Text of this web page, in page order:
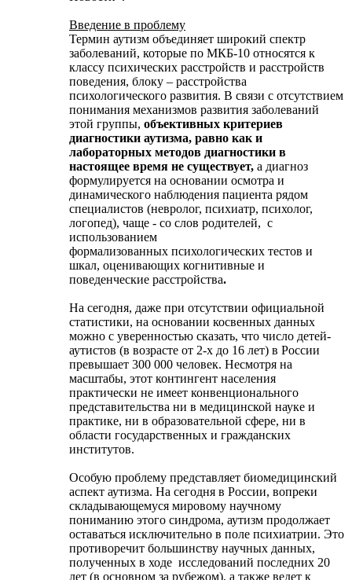
Введение в проблему
Термин аутизм объединяет широкий спектр
заболеваний, которые по МКБ-10 относятся к
классу психических расстройств и расстройств
поведения, блоку – расстройства
психологического развития. В связи с отсутствием
понимания механизмов развития заболеваний
этой группы, объективных критериев
диагностики аутизма, равно как и
лабораторных методов диагностики в
настоящее время не существует, а диагноз
формулируется на основании осмотра и
динамического наблюдения пациента рядом
специалистов (невролог, психиатр, психолог,
логопед), чаще - со слов родителей, с
использованием
формализованных психологических тестов и
шкал, оценивающих когнитивные и
поведенческие расстройства.
На сегодня, даже при отсутствии официальной
статистики, на основании косвенных данных
можно с уверенностью сказать, что число детей-
аутистов (в возрасте от 2-х до 16 лет) в России
превышает 300 000 человек. Несмотря на
масштабы, этот контингент населения
практически не имеет конвенционального
представительства ни в медицинской науке и
практике, ни в образовательной сфере, ни в
области государственных и гражданских
институтов.
Особую проблему представляет биомедицинский
аспект аутизма. На сегодня в России, вопреки
складывающемуся мировому научному
пониманию этого синдрома, аутизм продолжает
оставаться исключительно в поле психиатрии. Это
противоречит большинству научных данных,
полученных в ходе исследований последних 20
лет (в основном за рубежом), а также ведет к